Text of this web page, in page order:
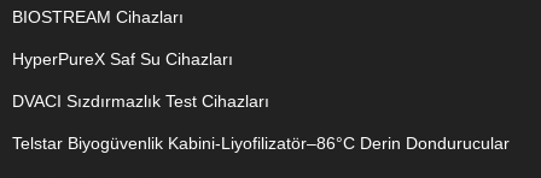
BIOSTREAM Cihazları
HyperPureX Saf Su Cihazları
DVACI Sızdırmazlık Test Cihazları
Telstar Biyogüvenlik Kabini-Liyofilizatör–86°C Derin Dondurucular